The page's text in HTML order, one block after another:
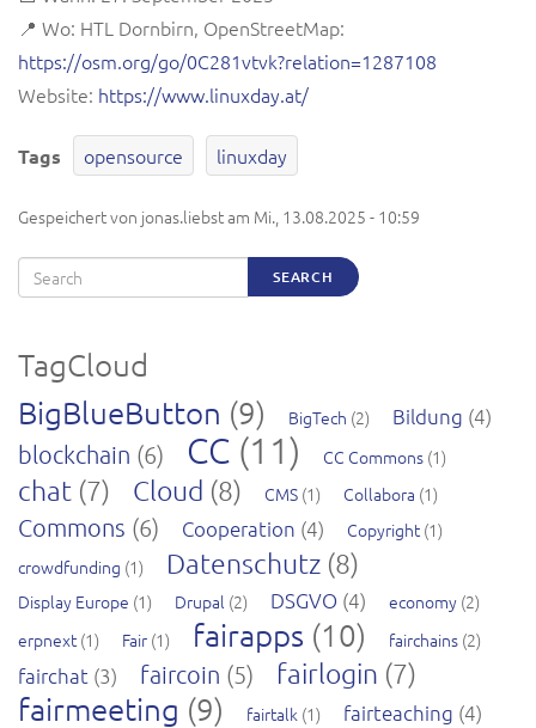
📍 Wo: HTL Dornbirn, OpenStreetMap:
https://osm.org/go/0C281vtvk?relation=1287108
Website: https://www.linuxday.at/
Tags opensource linuxday
Gespeichert von jonas.liebstam Mi., 13.08.2025 - 10:59
Search SEARCH
TagCloud
BigBlueButton (9) BigTech (2) Bildung (4)
blockchain (6) CC (11) CC Commons (1)
chat (7) Cloud (8) CMS (1) Collabora (1)
Commons (6) Cooperation (4) Copyright (1)
crowdfunding (1) Datenschutz (8)
Display Europe (1) Drupal (2) DSGVO (4) economy (2)
erpnext (1) Fair (1) fairapps (10) fairchains (2)
fairchat (3) faircoin (5) fairlogin (7)
fairmeeting (9) fairtalk (1) fairteaching (4)